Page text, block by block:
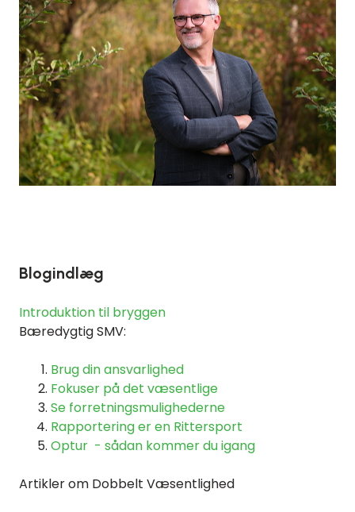
Blogindlæg
Introduktion til bryggen
Bæredygtig SMV:
Brug din ansvarlighed
Fokuser på det væsentlige
Se forretningsmulighederne
Rapportering er en Rittersport
Optur - sådan kommer du igang
Artikler om Dobbelt Væsentlighed